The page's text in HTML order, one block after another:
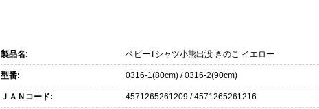
製品名: ベビーTシャツ小熊出没 きのこ イエロー
型番: 0316-1(80cm) / 0316-2(90cm)
ＪＡＮコード: 4571265261209 / 4571265261216